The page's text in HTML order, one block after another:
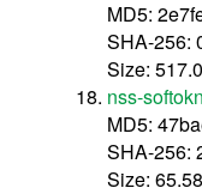
MD5:
SHA-256:
Size:
nss-
MD5:
SHA-256:
Size: